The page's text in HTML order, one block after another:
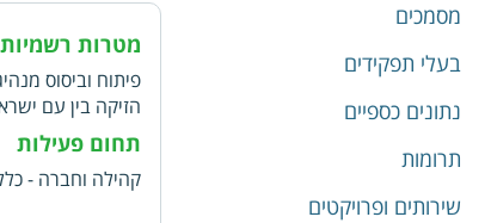
מסמכים
בעלי תפקידים
נתונים כספיים
תרומות
שירותים ופרויקטים
מטרות רשמיות
פיתוח וביסוס
הזיקה בין עם
תחום פעילות
קהילה וחברה -